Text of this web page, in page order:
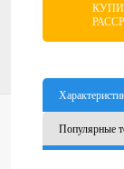
Популярные